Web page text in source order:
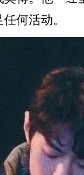
何活动。